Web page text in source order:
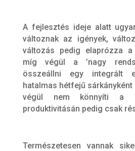
A fejlesztés ideje alatt
változnak az igények,
változás pedig elaprózza
míg végül a ’nagy
összeállni egy integrált
hatalmas hétfejű
végül nem könnyíti a
produktivitásán pedig csak
Természetesen vannak